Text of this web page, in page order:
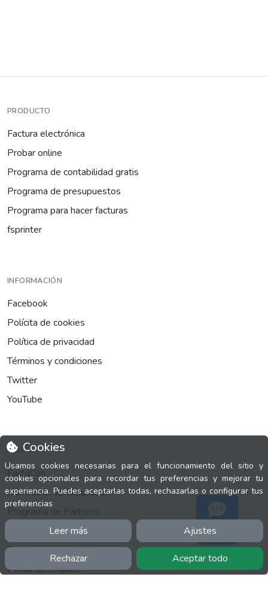
Cookies
Usamos cookies necesarias para el funcionamiento del sitio y
cookies opcionales para recordar tus preferencias y mejorar tu
experiencia. Puedes aceptarlas todas, rechazarlas o configurar tus
preferencias
Leer más Ajustes
Rechazar Aceptar todo
PRODUCTO
Factura electrónica
Probar online
Programa de contabilidad gratis
Programa de presupuestos
Programa para hacer facturas
fsprinter
INFORMACIÓN
Facebook
Polícita de cookies
Política de privacidad
Términos y condiciones
Twitter
YouTube
MÁS
FactuCon
Normativa de facturación
Empleo para contable
Portal de empleo
Soporte